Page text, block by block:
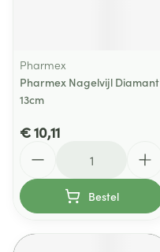
Pharmex
Pharmex Nagelvijl Diamant
13cm
€ 10,11
Bestel